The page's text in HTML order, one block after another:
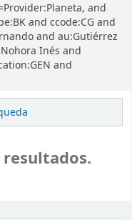
and
and ccode:CG and
and au:Gutiérrez
Inés and
and